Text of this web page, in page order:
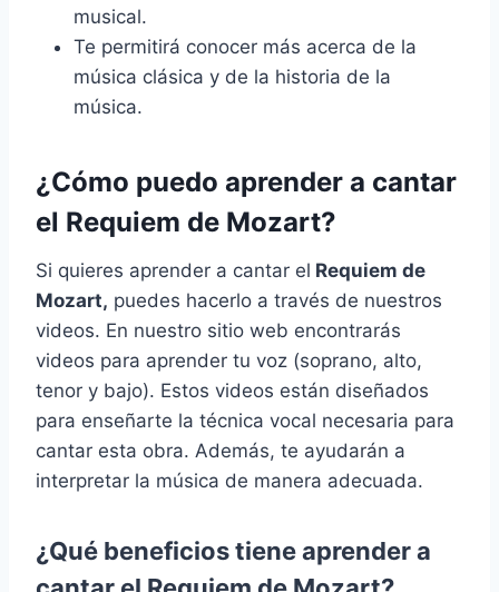
musical.
Te permitirá conocer más acerca de la
música clásica y de la historia de la
música.
¿Cómo puedo aprender a cantar
el Requiem de Mozart?
Si quieres aprender a cantar el Requiem de
Mozart, puedes hacerlo a través de nuestros
videos. En nuestro sitio web encontrarás
videos para aprender tu voz (soprano, alto,
tenor y bajo). Estos videos están diseñados
para enseñarte la técnica vocal necesaria para
cantar esta obra. Además, te ayudarán a
interpretar la música de manera adecuada.
¿Qué beneficios tiene aprender a